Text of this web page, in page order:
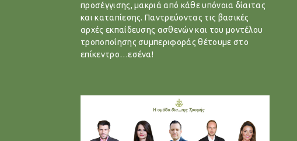
προσέγγισης, μακριά από κάθε υπόνοια δίαιτας
και καταπίεσης. Παντρεύοντας τις βασικές
αρχές εκπαίδευσης ασθενών και του μοντέλου
τροποποίησης συμπεριφοράς θέτουμε στο
επίκεντρο…εσένα!